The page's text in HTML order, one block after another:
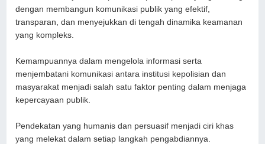
dengan membangun komunikasi publik yang efektif,
transparan, dan menyejukkan di tengah dinamika keamanan
yang kompleks.
Kemampuannya dalam mengelola informasi serta
menjembatani komunikasi antara institusi kepolisian dan
masyarakat menjadi salah satu faktor penting dalam menjaga
kepercayaan publik.
Pendekatan yang humanis dan persuasif menjadi ciri khas
yang melekat dalam setiap langkah pengabdiannya.